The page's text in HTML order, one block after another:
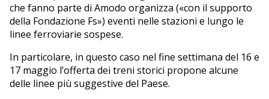
che fanno parte di Amodo organizza («con il supporto
della Fondazione Fs») eventi nelle stazioni e lungo le
linee ferroviarie sospese.
In particolare, in questo caso nel fine settimana del 16 e
17 maggio l’offerta dei treni storici propone alcune
delle linee più suggestive del Paese.